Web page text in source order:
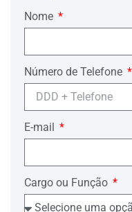
Nome
Número de Telefone
E-mail
Cargo ou Função